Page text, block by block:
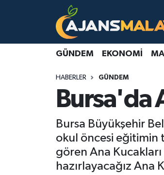
GÜNDEM EKONOMI
HABERLER GÜNDEM
Bursa'da
Bursa Büyükşehir
okul öncesi eğitimin
gören Ana
hazırlayacağız
Gündem
Malatya Nöbetçi Eczaneler
TFF 3.Lig 2.Grup Puan Durumu ve
Tüm Manşetler